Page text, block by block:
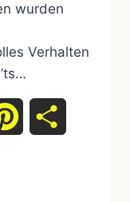
wurden
Verhalten
Pinterest